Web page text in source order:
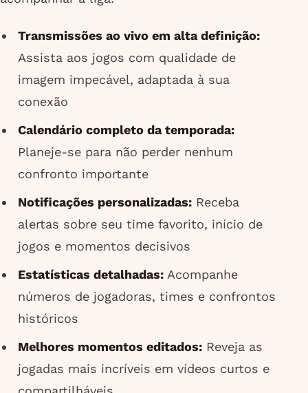
Transmissões ao vivo em alta definição:
Assista aos jogos com qualidade de
imagem impecável, adaptada à sua
conexão
Calendário completo da temporada:
Planeje-se para não perder nenhum
confronto importante
Notificações personalizadas:Receba
alertas sobre seu time favorito, início de
jogos e momentos decisivos
Estatísticas detalhadas:Acompanhe
números de jogadoras, times e confrontos
históricos
Melhores momentos editados:Reveja as
jogadas mais incríveis em vídeos curtos e